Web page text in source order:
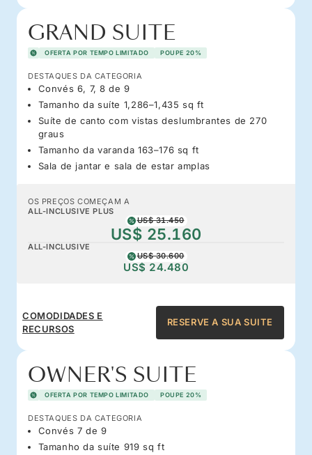
GRAND SUITE
OFERTA POR TEMPO LIMITADO POUPE 20%
DESTAQUES DA CATEGORIA
Convés 6, 7, 8 de 9
Tamanho da suíte 1,286–1,435 sq ft
Suíte de canto com vistas deslumbrantes de 270
graus
Tamanho da varanda 163–176 sq ft
Sala de jantar e sala de estar amplas
OS PREÇOS COMEÇAM A
ALL-INCLUSIVE PLUS
US$ 31.450
US$ 25.160
ALL-INCLUSIVE
US$ 30.600
US$ 24.480
COMODIDADES E
RECURSOS
RESERVE A SUA SUITE
OWNER'S SUITE
OFERTA POR TEMPO LIMITADO POUPE 20%
DESTAQUES DA CATEGORIA
Convés 7 de 9
Tamanho da suíte 919 sq ft